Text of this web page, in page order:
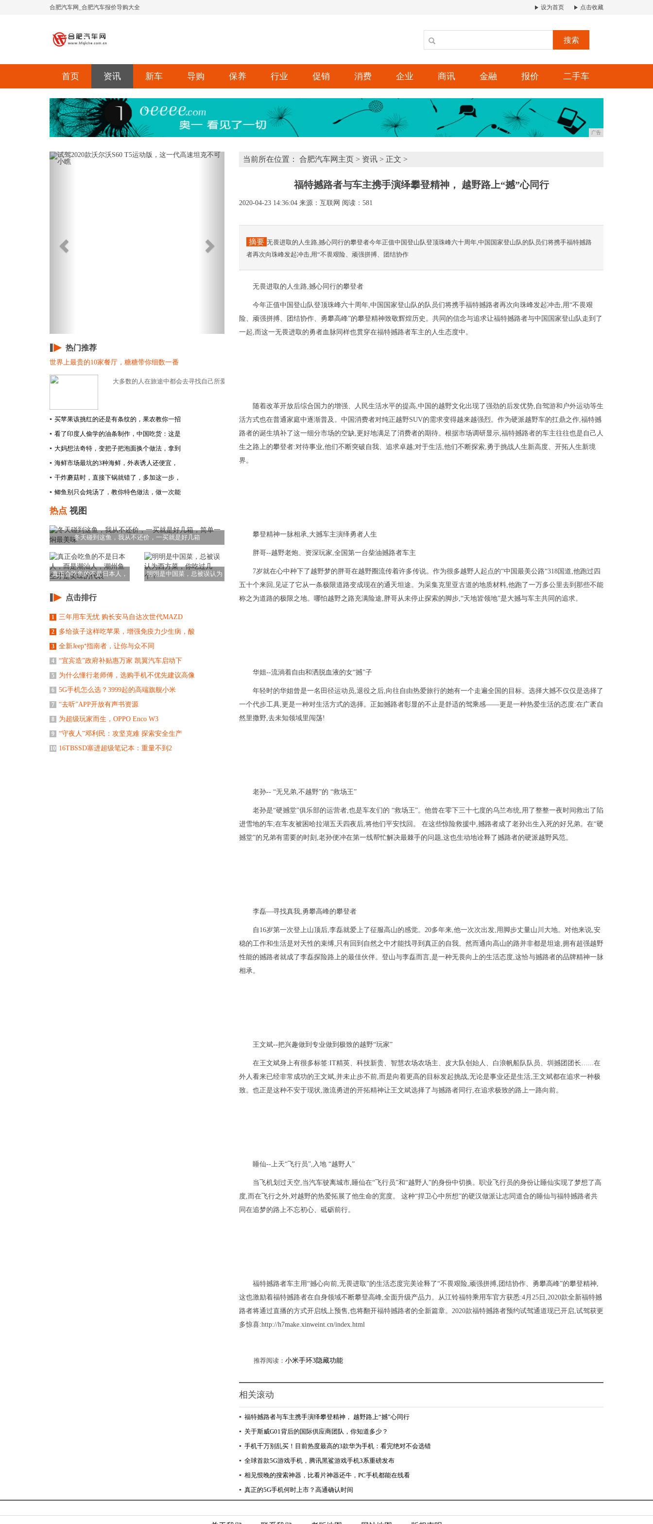
合肥汽车网_合肥汽车报价导购大全 设为首页 点击收藏
搜索
首页 资讯 新车 导购 保养 行业 促销 消费 企业 商讯 金融 报价 二手车
广告
Previous Next
热门推荐
世界上最贵的10家餐厅，糖糖带你细数一番
大多数的人在旅途中都会去寻找自己所爱的味道，尤其是在欧美的国家，可能几步之遥...
▪ 买苹果该挑红的还是有条纹的，果农教你一招
▪ 看了印度人偷学的油条制作，中国吃货：这是
▪ 大妈想法奇特，变把子把泡面换个做法，拿到
▪ 海鲜市场最坑的3种海鲜，外表诱人还便宜，
▪ 干炸蘑菇时，直接下锅就错了，多加这一步，
▪ 鲫鱼别只会炖汤了，教你特色做法，做一次能
热点 视图
冬天碰到这鱼，我从不还价，一买就是好几箱
真正会吃鱼的不是日本人，
明明是中国菜，总被误认为
点击排行
1 三年用车无忧 购长安马自达次世代MAZD
2 多给孩子这样吃苹果，增强免疫力少生病，酸
3 全新Jeep⁺指南者，让你与众不同
4 “宜宾造”政府补贴惠万家 凯翼汽车启动下
5 为什么懂行老师傅，选购手机不优先建议高像
6 5G手机怎么选？3999起的高端旗舰小米
7 “去听”APP开放有声书资源
8 为超级玩家而生，OPPO Enco W3
9 “守夜人”邓利民：攻坚克难 探索安全生产
10 16TBSSD塞进超级笔记本：重量不到2
当前所在位置： 合肥汽车网主页 > 资讯 > 正文 >
福特撼路者与车主携手演绎攀登精神， 越野路上“撼”心同行
2020-04-23 14:36:04 来源：互联网 阅读：581
摘要 无畏进取的人生路,撼心同行的攀登者今年正值中国登山队登顶珠峰六十周年,中国国家登山队的队员们将携手福特撼路
者再次向珠峰发起冲击,用“不畏艰险、顽强拼搏、团结协作
无畏进取的人生路,撼心同行的攀登者
今年正值中国登山队登顶珠峰六十周年,中国国家登山队的队员们将携手福特撼路者再次向珠峰发起冲击,用“不畏艰
险、顽强拼搏、团结协作、勇攀高峰”的攀登精神致敬辉煌历史。共同的信念与追求让福特撼路者与中国国家登山队走到了
一起,而这一无畏进取的勇者血脉同样也贯穿在福特撼路者车主的人生态度中。
随着改革开放后综合国力的增强、人民生活水平的提高,中国的越野文化出现了强劲的后发优势,自驾游和户外运动等生
活方式也在普通家庭中逐渐普及。中国消费者对纯正越野SUV的需求变得越来越强烈。作为硬派越野车的扛鼎之作,福特撼
路者的诞生填补了这一细分市场的空缺,更好地满足了消费者的期待。根据市场调研显示,福特撼路者的车主往往也是自己人
生之路上的攀登者:对待事业,他们不断突破自我、追求卓越;对于生活,他们不断探索,勇于挑战人生新高度、开拓人生新境
界。
攀登精神一脉相承,大撼车主演绎勇者人生
胖哥--越野老炮、资深玩家,全国第一台柴油撼路者车主
7岁就在心中种下了越野梦的胖哥在越野圈流传着许多传说。作为很多越野人起点的“中国最美公路“318国道,他跑过四
五十个来回,见证了它从一条极限道路变成现在的通天坦途。为采集克里亚古道的地质材料,他跑了一万多公里去到那些不能
称之为道路的极限之地。哪怕越野之路充满险途,胖哥从未停止探索的脚步,“天地皆领地”是大撼与车主共同的追求。
华姐--流淌着自由和洒脱血液的女“撼”子
年轻时的华姐曾是一名田径运动员,退役之后,向往自由热爱旅行的她有一个走遍全国的目标。选择大撼不仅仅是选择了
一个代步工具,更是一种对生活方式的选择。正如撼路者彰显的不止是舒适的驾乘感——更是一种热爱生活的态度:在广袤自
然里撒野,去未知领域里闯荡!
老孙-- “无兄弟,不越野”的 “救场王”
老孙是“硬撼堂”俱乐部的运营者,也是车友们的 “救场王”。他曾在零下三十七度的乌兰布统,用了整整一夜时间救出了陷
进雪地的车;在车友被困哈拉湖五天四夜后,将他们平安找回。 在这些惊险救援中,撼路者成了老孙出生入死的好兄弟。在“硬
撼堂”的兄弟有需要的时刻,老孙便冲在第一线帮忙解决最棘手的问题,这也生动地诠释了撼路者的硬派越野风范。
李磊—寻找真我,勇攀高峰的攀登者
自16岁第一次登上山顶后,李磊就爱上了征服高山的感觉。20多年来,他一次次出发,用脚步丈量山川大地。对他来说,安
稳的工作和生活是对天性的束缚,只有回到自然之中才能找寻到真正的自我。然而通向高山的路并非都是坦途,拥有超强越野
性能的撼路者就成了李磊探险路上的最佳伙伴。登山与李磊而言,是一种无畏向上的生活态度,这恰与撼路者的品牌精神一脉
相承。
王文斌--把兴趣做到专业做到极致的越野“玩家”
在王文斌身上有很多标签:IT精英、科技新贵、智慧农场农场主、皮大队创始人、白浪帆船队队员、圳撼团团长…...在
外人看来已经非常成功的王文斌,并未止步不前,而是向着更高的目标发起挑战,无论是事业还是生活,王文斌都在追求一种极
致。也正是这种不安于现状,激流勇进的开拓精神让王文斌选择了与撼路者同行,在追求极致的路上一路向前。
睡仙--上天“飞行员”,入地 “越野人”
当飞机划过天空,当汽车驶离城市,睡仙在“飞行员”和“越野人”的身份中切换。职业飞行员的身份让睡仙实现了梦想了高
度,而在飞行之外,对越野的热爱拓展了他生命的宽度。 这种“捍卫心中所想”的硬汉做派让志同道合的睡仙与福特撼路者共
同在追梦的路上不忘初心、砥砺前行。
福特撼路者车主用“撼心向前,无畏进取”的生活态度完美诠释了“不畏艰险,顽强拼搏,团结协作、勇攀高峰”的攀登精神,
这也激励着福特撼路者在自身领域不断攀登高峰,全面升级产品力。从江铃福特乘用车官方获悉:4月25日,2020款全新福特撼
路者将通过直播的方式开启线上预售,也将翻开福特撼路者的全新篇章。2020款福特撼路者预约试驾通道现已开启,试驾获更
多惊喜:http://h7make.xinweint.cn/index.html
推荐阅读： 小米手环3隐藏功能
相关滚动
▪ 福特撼路者与车主携手演绎攀登精神， 越野路上“撼”心同行
▪ 关于斯威G01背后的国际供应商团队，你知道多少？
▪ 手机千万别乱买！目前热度最高的3款华为手机：看完绝对不会选错
▪ 全球首款5G游戏手机，腾讯黑鲨游戏手机3系重磅发布
▪ 相见恨晚的搜索神器，比看片神器还牛，PC手机都能在线看
▪ 真正的5G手机何时上市？高通确认时间